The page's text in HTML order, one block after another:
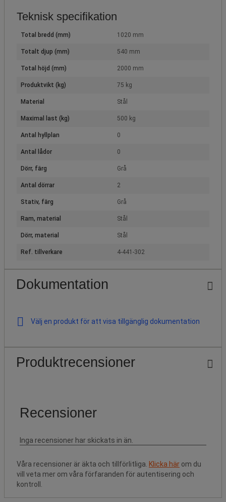
Teknisk specifikation
Total bredd (mm) 1020 mm
Totalt djup (mm) 540 mm
Total höjd (mm) 2000 mm
Produktvikt (kg) 75 kg
Material Stål
Maximal last (kg) 500 kg
Antal hyllplan 0
Antal lådor 0
Dörr, färg Grå
Antal dörrar 2
Stativ, färg Grå
Ram, material Stål
Dörr, material Stål
Ref. tillverkare 4-441-302
Dokumentation
Välj en produkt för att visa tillgänglig dokumentation
Produktrecensioner
Våra recensioner är äkta och tillförlitliga. Klicka här om du
vill veta mer om våra förfaranden för autentisering och
kontroll.